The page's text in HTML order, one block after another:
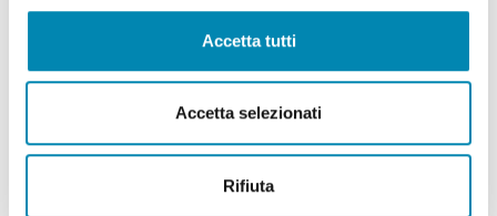
Accetta tutti
Accetta selezionati
Rifiuta
Seguici su Facebook